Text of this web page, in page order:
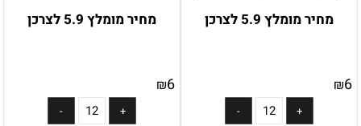
מחיר מומלץ 5.9 לצרכן
₪6
מחיר מומלץ 5.9 לצרכן
₪6